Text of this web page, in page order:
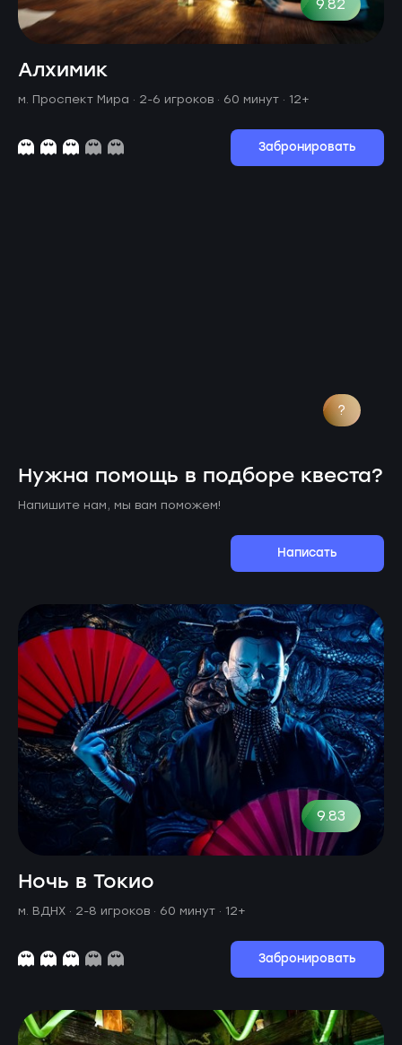
9.82
Алхимик
м. Проспект Мира · 2-6 игроков · 60 минут · 12+
Забронировать
?
Нужна помощь в подборе квеста?
Напишите нам, мы вам поможем!
Написать
9.83
Ночь в Токио
м. ВДНХ · 2-8 игроков · 60 минут · 12+
Забронировать